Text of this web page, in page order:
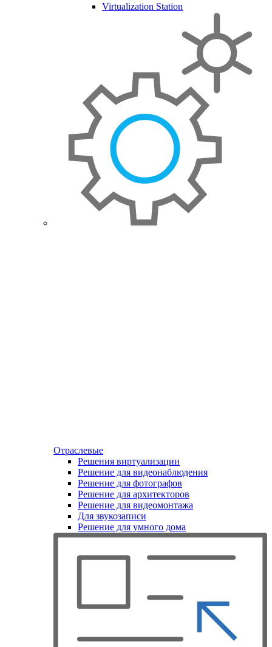
Virtualization Station
Отраслевые
Решения виртуализации
Решение для видеонаблюдения
Решение для фотографов
Решение для архитекторов
Решение для видеомонтажа
Для звукозаписи
Решение для умного дома